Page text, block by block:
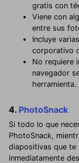
gratis con
Viene con
entre sus
Incluye
corporativo
No requiere
navegador
herramienta.
4. PhotoSnack
Si todo lo que
PhotoSnack,
diapositivas que te
inmediatamente